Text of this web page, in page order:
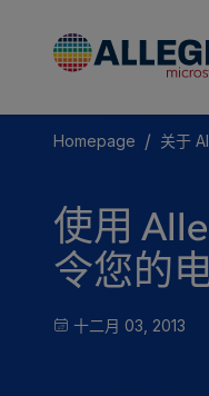
Homepage / 关于
使用
令您的
十二月 03, 2013